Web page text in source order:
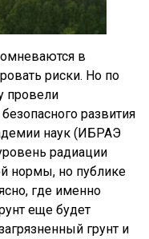
в
риски. Но по
провели
развития
наук (ИБРАЭ
радиации
нормы, но публике
где именно
еще будет
грунт и